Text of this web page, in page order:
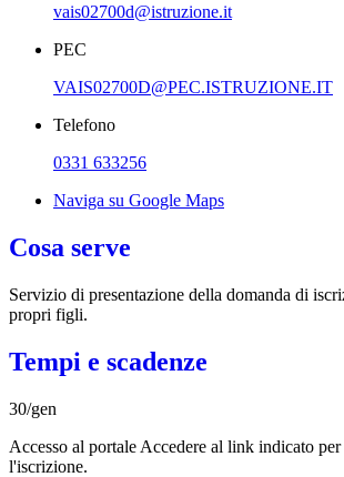
vais02700d@istruzione.it
PEC
VAIS02700D@PEC.ISTRUZIONE.IT
Telefono
0331 633256
Naviga su Google Maps
Cosa serve
Servizio di presentazione della domanda di
propri figli.
Tempi e scadenze
30/gen
Accesso al portale Accedere al link indicato
l'iscrizione.